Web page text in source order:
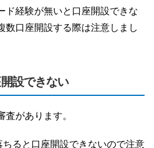
ド経験が無いと口座開設できな
数口座開設する際は注意しまし
設できない
査があります。
ると口座開設できないので注意